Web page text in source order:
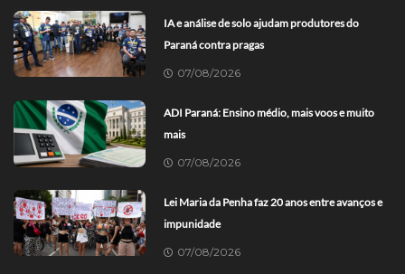
IA e análise de solo ajudam produtores do
Paraná contra pragas
07/08/2026
ADI Paraná: Ensino médio, mais voos e muito
mais
07/08/2026
Lei Maria da Penha faz 20 anos entre avanços e
impunidade
07/08/2026